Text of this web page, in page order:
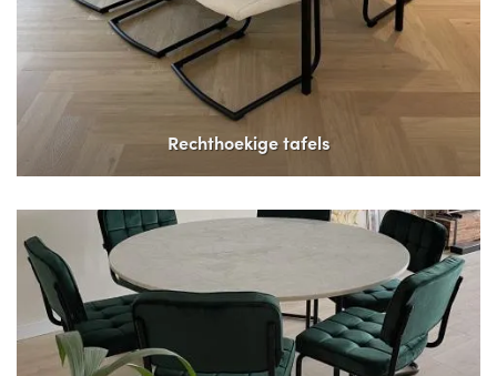
Rechthoekige tafels